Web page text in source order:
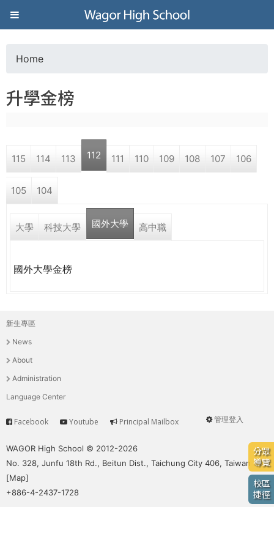
Jump to navigation
葳
格
高
學
培
養
具
國
移
動
的
世
界
公
o
a
r
e
r
e
Home
升學金榜
115 114 113 112 111 110 109 108 107 106
105 104
大學 科技大學 國外大學 高中職
國外大學金榜
分眾
導覽
校區
捷徑
主
選
單
新生專區
News
About
Administration
Language Center
User
管理登入
Service
Facebook Youtube Principal Mailbox
WAGOR High School © 2012-2026
No. 328, Junfu 18th Rd., Beitun Dist., Taichung City 406, Taiwan
[Map]
+886-4-2437-1728